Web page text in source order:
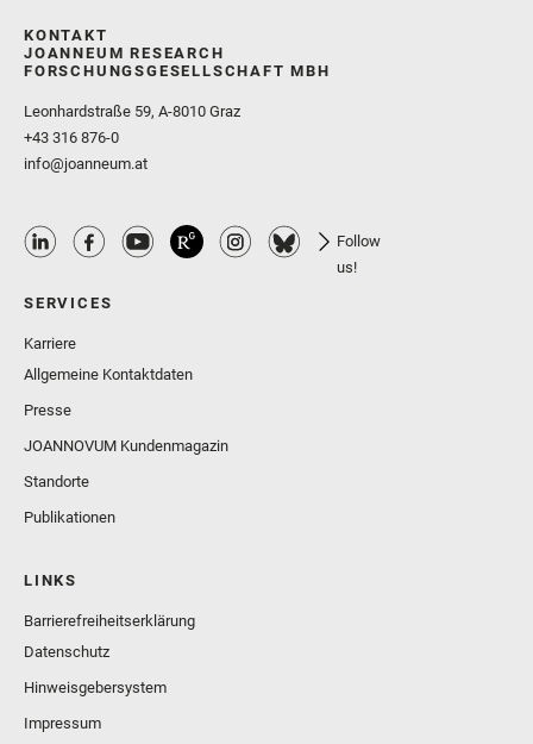
KONTAKT
JOANNEUM RESEARCH
FORSCHUNGSGESELLSCHAFT MBH
Leonhardstraße 59, A-8010 Graz
+43 316 876-0
info@joanneum.at
Follow
us!
SERVICES
Karriere
Allgemeine Kontaktdaten
Presse
JOANNOVUM Kundenmagazin
Standorte
Publikationen
LINKS
Barrierefreiheitserklärung
Datenschutz
Hinweisgebersystem
Impressum